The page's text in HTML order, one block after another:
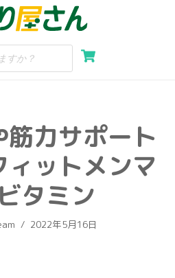
力サポート
ットメンマ
タミン
2022年5月16日